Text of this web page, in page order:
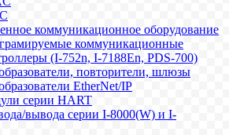
коммуникационное оборудование
коммуникационные
(I-752n, I-7188En, PDS-700)
повторители, шлюзы
EtherNet/IP
серии HART
вывода серии I-8000(W) и I-